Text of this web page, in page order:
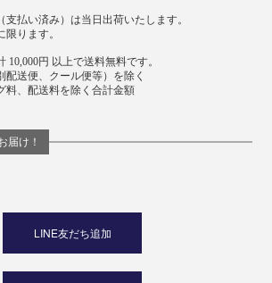
支払い済み）は当日出荷いたします。
ります。
10,000円 以上で送料無料です。
送便、クール便等）を除く
料、配送料を除く合計金額
届け！
LINE友だち追加